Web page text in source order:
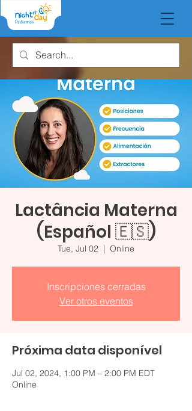
Lactância Materna
(Español 🇪🇸)
Tue, Jul 02
  |
Online
Inscripciones cerradas
Ver otros eventos
Próxima data disponível
Jul 02, 2024, 1:00 PM – 2:00 PM EDT
Online